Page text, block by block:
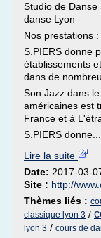
Studio de
danse Lyon
Nos prestations
S.PIERS donne
établissements
dans de
Son Jazz dans
américaines est
France et à
S.PIERS donne...
Lire la suite
Date: 2017-03-
Site : http://
Thèmes liés :
classique lyon 3 /
lyon 3 / cours de